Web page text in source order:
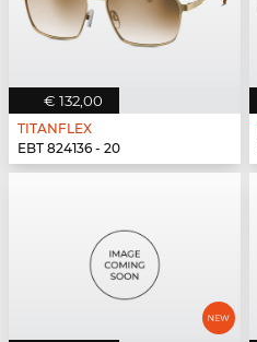
€ 132,00
TITANFLEX
EBT 824136 - 20